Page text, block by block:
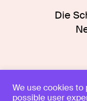
Die
Privacy
We use cookies to
possible user